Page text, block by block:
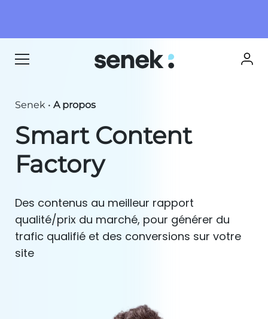
Senek • A propos
Smart Content
Factory
Des contenus au meilleur rapport
qualité/prix du marché, pour générer du
trafic qualifié et des conversions sur votre
site